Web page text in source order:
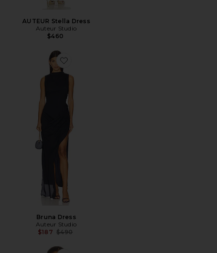
AUTEUR Stella Dress
Auteur Studio
$460
Favorite Bruna Dress
Bruna Dress
Auteur Studio
$187 Previous price:
$490